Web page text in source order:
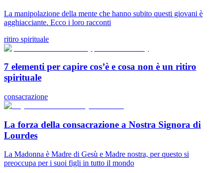
La manipolazione della mente che hanno subito questi giovani è
agghiacciante. Ecco i loro racconti
ritiro spirituale
7 elementi per capire cos’è e cosa non è un ritiro
spirituale
consacrazione
La forza della consacrazione a Nostra Signora di
Lourdes
La Madonna è Madre di Gesù e Madre nostra, per questo si
preoccupa per i suoi figli in tutto il mondo